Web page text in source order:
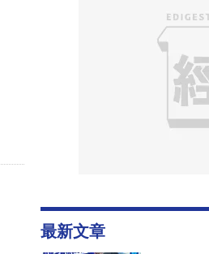
最新文章